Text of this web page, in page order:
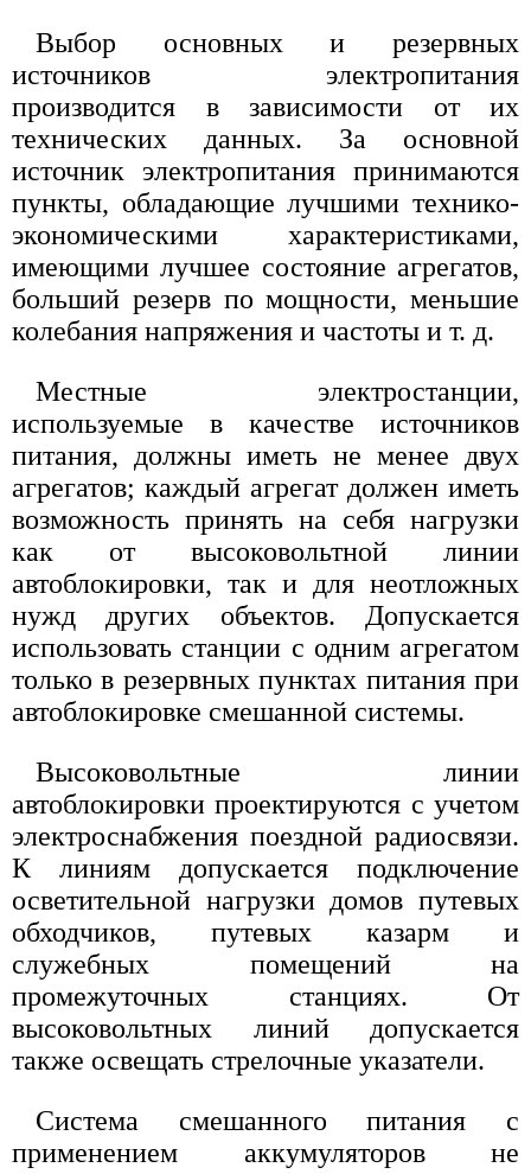
Выбор основных и резервных
источников электропитания
производится в зависимости от их
технических данных. За основной
источник электропитания принимаются
пункты, обладающие лучшими технико-
экономическими характеристиками,
имеющими лучшее состояние агрегатов,
больший резерв по мощности, меньшие
колебания напряжения и частоты и т. д.
Местные электростанции,
используемые в качестве источников
питания, должны иметь не менее двух
агрегатов; каждый агрегат должен иметь
возможность принять на себя нагрузки
как от высоковольтной линии
автоблокировки, так и для неотложных
нужд других объектов. Допускается
использовать станции с одним агрегатом
только в резервных пунктах питания при
автоблокировке смешанной системы.
Высоковольтные линии
автоблокировки проектируются с учетом
электроснабжения поездной радиосвязи.
К линиям допускается подключение
осветительной нагрузки домов путевых
обходчиков, путевых казарм и
служебных помещений на
промежуточных станциях. От
высоковольтных линий допускается
также освещать стрелочные указатели.
Система смешанного питания с
применением аккумуляторов не